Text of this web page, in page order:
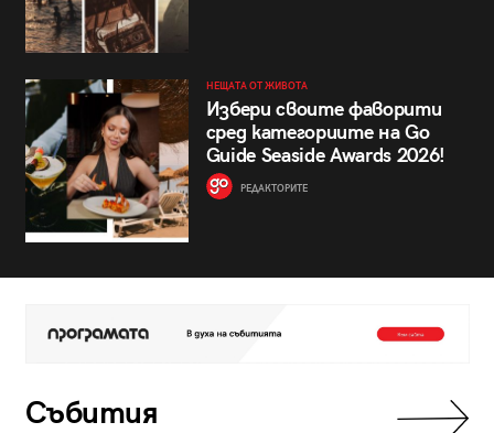
НЕЩАТА ОТ ЖИВОТА
Избери своите фаворити
сред категориите на Go
Guide Seaside Awards 2026!
РЕДАКТОРИТЕ
Събития